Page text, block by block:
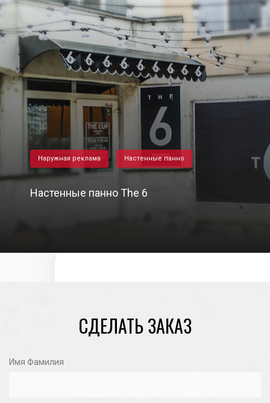
Наружная реклама Настенные панно
Настенные панно The 6
СДЕЛАТЬ ЗАКАЗ
Имя Фамилия